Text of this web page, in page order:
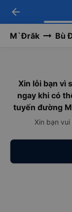
-
arrow_back
M`Đrăk Bù
Xin lỗi bạn vì
ngay khi có
tuyến đường
Xin bạn